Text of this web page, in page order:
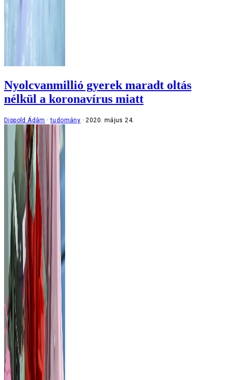
Nyolcvanmillió gyerek maradt oltás
nélkül a koronavírus miatt
Dippold Ádám tudomány 2020. május 24.